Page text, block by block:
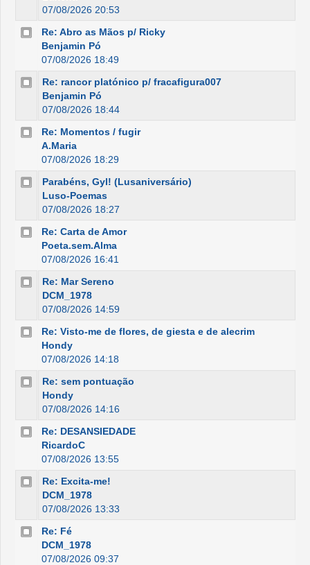
07/08/2026 20:53
Re: Abro as Mãos p/ Ricky
Benjamin Pó
07/08/2026 18:49
Re: rancor platónico p/ fracafigura007
Benjamin Pó
07/08/2026 18:44
Re: Momentos / fugir
A.Maria
07/08/2026 18:29
Parabéns, Gyl! (Lusaniversário)
Luso-Poemas
07/08/2026 18:27
Re: Carta de Amor
Poeta.sem.Alma
07/08/2026 16:41
Re: Mar Sereno
DCM_1978
07/08/2026 14:59
Re: Visto-me de flores, de giesta e de alecrim
Hondy
07/08/2026 14:18
Re: sem pontuação
Hondy
07/08/2026 14:16
Re: DESANSIEDADE
RicardoC
07/08/2026 13:55
Re: Excita-me!
DCM_1978
07/08/2026 13:33
Re: Fé
DCM_1978
07/08/2026 09:37